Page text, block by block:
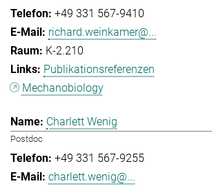
+49 331 567-9410
richard.weinkamer@...
K-2.210
Publikationsreferenzen
Mechanobiology
Charlett Wenig
Postdoc
+49 331 567-9255
charlett.wenig@...